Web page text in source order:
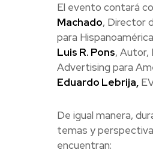
El evento contará
Machado, Director
para
Luis R. Pons, Autor,
Advertising para
Eduardo Lebrija,
De igual manera,
temas y
encuentran: